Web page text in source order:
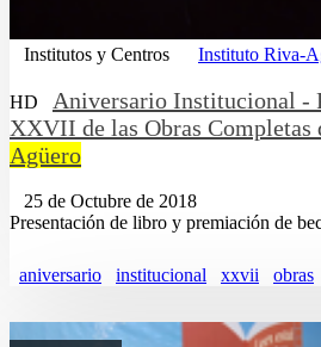
Institutos y Centros Instituto Riva-
HD
Aniversario Institucional -
XXVII de las Obras
Agüero
25 de Octubre de 2018
Presentación de libro y premiación de
aniversario institucional xxvii obras